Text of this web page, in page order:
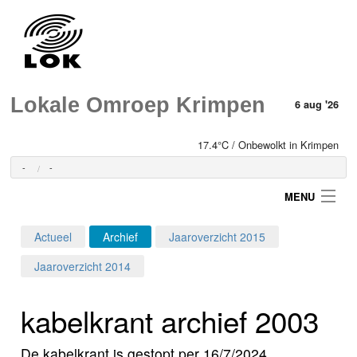
Lokale Omroep Krimpen 6 aug '26
17.4°C / Onbewolkt in Krimpen
- -
MENU
Programma's
Actueel Archief
Jaaroverzicht 2015
Jaaroverzicht 2014
kabelkrant archief 2003